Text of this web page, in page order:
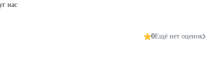
нас
0Ещё нет оценок